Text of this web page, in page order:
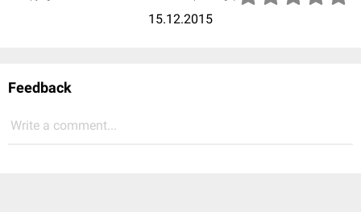
15.12.2015
Feedback
Write a comment...